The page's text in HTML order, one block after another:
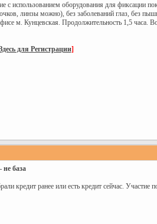
оборудования для фиксации
линзы можно), без заболеваний глаз, без
м. Кунцевская. Продолжительность 1,5 часа.
для Регистрации]
база
кредит ранее или есть кредит сейчас. Участие